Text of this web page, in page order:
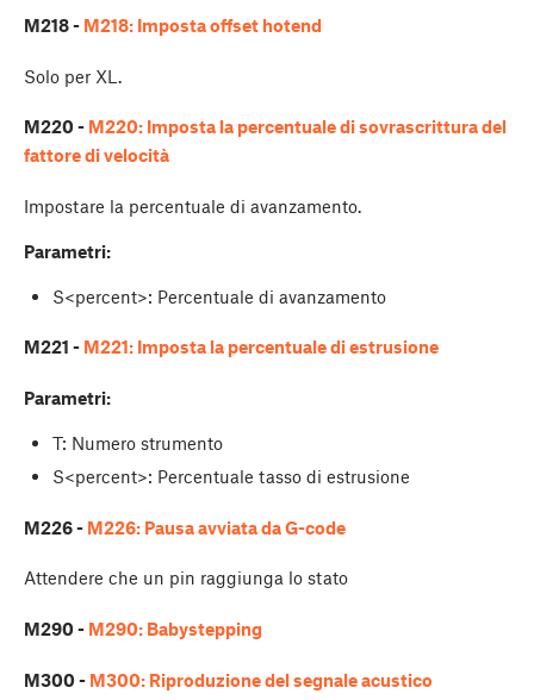
M218 - M218: Imposta offset hotend
Solo per XL.
M220 - M220: Imposta la percentuale di sovrascrittura del
fattore di velocità
Impostare la percentuale di avanzamento.
Parametri:
S<percent>: Percentuale di avanzamento
M221 - M221: Imposta la percentuale di estrusione
Parametri:
T: Numero strumento
S<percent>: Percentuale tasso di estrusione
M226 - M226: Pausa avviata da G-code
Attendere che un pin raggiunga lo stato
M290 - M290: Babystepping
M300 - M300: Riproduzione del segnale acustico